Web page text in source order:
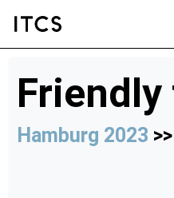
Friendly
Hamburg 2023 >>